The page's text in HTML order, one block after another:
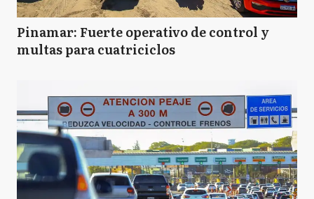
Pinamar: Fuerte operativo de control y
multas para cuatriciclos